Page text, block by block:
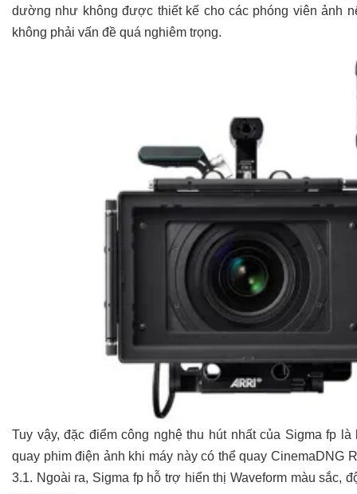
dường như không được thiết kế cho các phóng viên ảnh
không phải vấn đề quá nghiêm trọng.
Tuy vậy, đặc điểm công nghệ thu hút nhất của Sigma fp
quay phim điện ảnh khi máy này có thể quay CinemaDNG
3.1. Ngoài ra, Sigma fp hỗ trợ hiển thị Waveform màu sắc,